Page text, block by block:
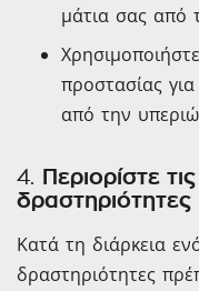
μάτια σας από
προστασίας
από την
4.
Περιορίστε
δραστηριότητες
Κατά τη διάρκεια
δραστηριότητες